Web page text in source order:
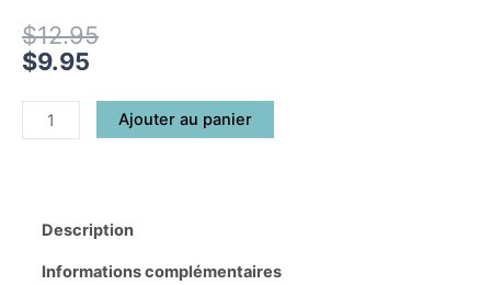
$12.95
Le
prix
était :
$12.95.
$9.95
Le
prix
est :
$9.95.
quantité
de
ligne
Ajouter au panier
Description
Informations complémentaires